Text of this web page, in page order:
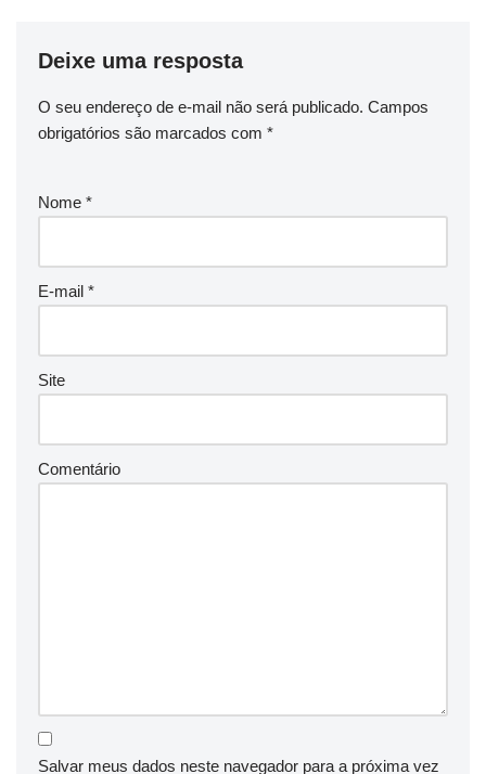
Deixe uma resposta
O seu endereço de e-mail não será publicado. Campos
obrigatórios são marcados com *
Nome *
E-mail *
Site
Comentário
Salvar meus dados neste navegador para a próxima vez